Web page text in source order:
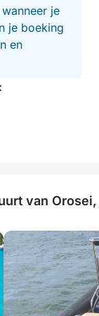
met
olijven,
service
servies
je
je boeking
en
van Orosei,